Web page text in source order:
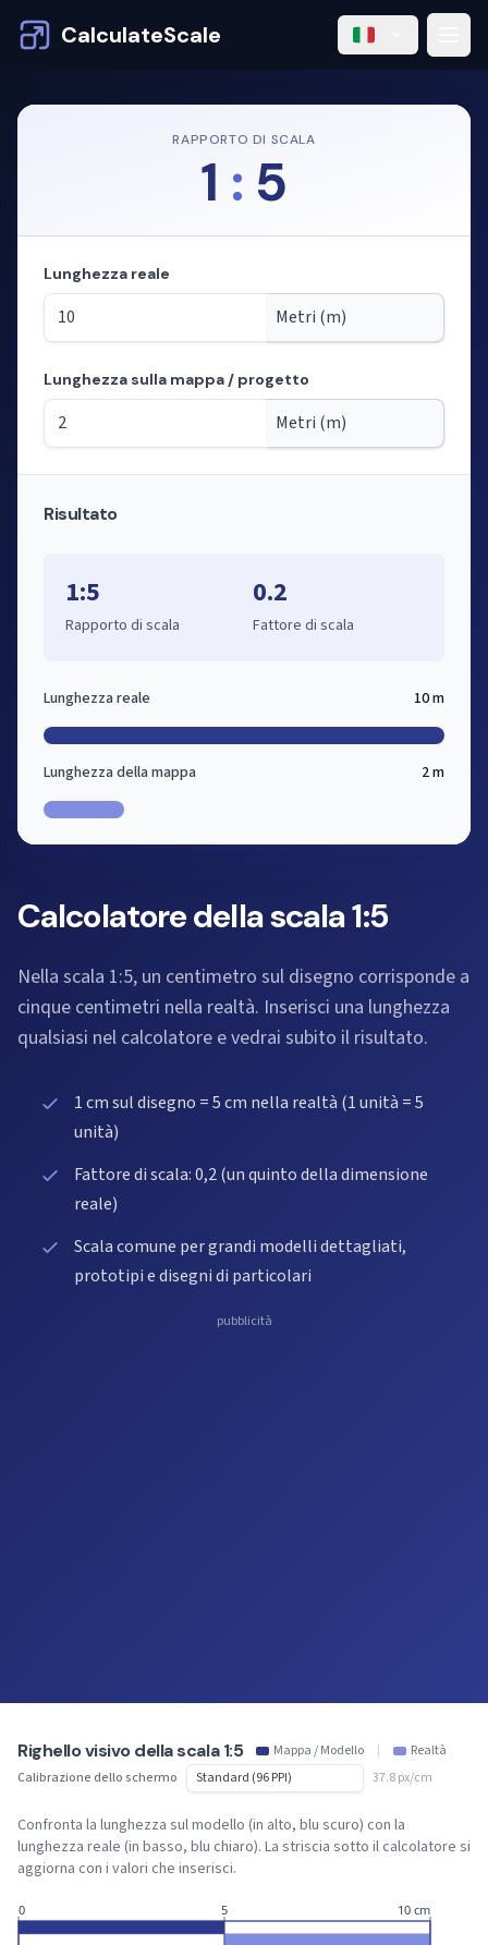
CalculateScale
Calcolatore della scala 1:5
Nella scala 1:5, un centimetro sul disegno corrisponde a
cinque centimetri nella realtà. Inserisci una lunghezza
qualsiasi nel calcolatore e vedrai subito il risultato.
1 cm sul disegno = 5 cm nella realtà (1 unità = 5
unità)
Fattore di scala: 0,2 (un quinto della dimensione
reale)
Scala comune per grandi modelli dettagliati,
prototipi e disegni di particolari
RAPPORTO DI SCALA
1 : 5
Modalità: calcolo delle lunghezze dalla scala
Lunghezza reale
Lunghezza sulla mappa / progetto
Risultato
1:5
Rapporto di scala
0.2
Fattore di scala
Lunghezza reale 10 m
Lunghezza della mappa 2 m
pubblicità
Righello visivo della scala 1:5 Mappa / Modello |
Realtà
Calibrazione dello schermo
37.8 px/cm
Confronta la lunghezza sul modello (in alto, blu scuro) con la
lunghezza reale (in basso, blu chiaro). La striscia sotto il calcolatore si
aggiorna con i valori che inserisci.
0 5 10 cm